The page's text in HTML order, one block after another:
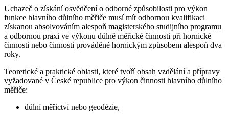
Uchazeč o získání osvědčení o odborné způsobilosti pro výkon
funkce hlavního důlního měřiče musí mít odbornou kvalifikaci
získanou absolvováním alespoň magisterského studijního programu
a odbornou praxi ve výkonu důlně měřické činnosti při hornické
činnosti nebo činnosti prováděné hornickým způsobem alespoň dva
roky.
Teoretické a praktické oblasti, které tvoří obsah vzdělání a přípravy
vyžadované v České republice pro výkon činnosti hlavního důlního
měřiče:
důlní měřictví nebo geodézie,